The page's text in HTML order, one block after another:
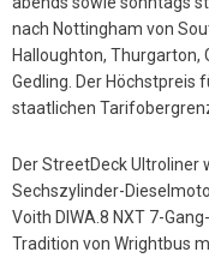
nach Nottingham von
Halloughton, Thurgarton,
Gedling. Der Höchstpreis
staatlichen
Der StreetDeck Ultroliner
Sechszylinder-
Voith DIWA.8 NXT 7-
Tradition von Wrightbus